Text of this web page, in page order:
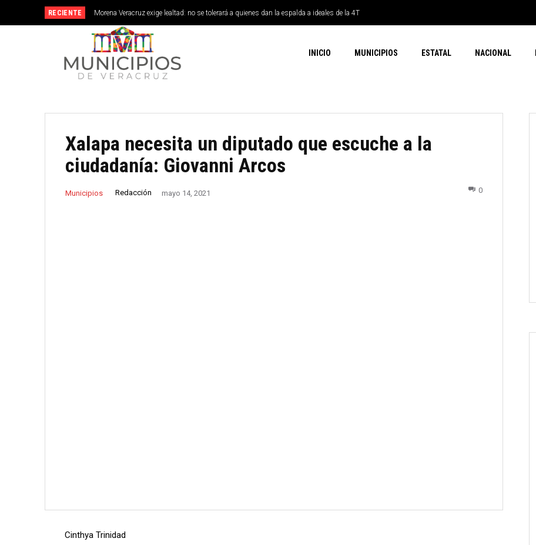
RECIENTE Morena Veracruz exige lealtad: no se tolerará a quienes dan la espalda a ideales de la 4T
INICIO MUNICIPIOS ESTATAL NACIONAL
Xalapa necesita un diputado que escuche a la
ciudadanía: Giovanni Arcos
Municipios Redacción mayo 14, 2021 0
Cinthya Trinidad